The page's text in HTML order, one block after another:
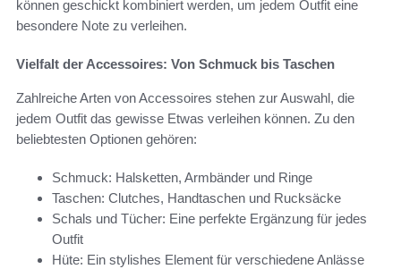
können geschickt kombiniert werden, um jedem Outfit eine
besondere Note zu verleihen.
Vielfalt der Accessoires: Von Schmuck bis Taschen
Zahlreiche Arten von Accessoires stehen zur Auswahl, die
jedem Outfit das gewisse Etwas verleihen können. Zu den
beliebtesten Optionen gehören:
Schmuck: Halsketten, Armbänder und Ringe
Taschen: Clutches, Handtaschen und Rucksäcke
Schals und Tücher: Eine perfekte Ergänzung für jedes
Outfit
Hüte: Ein stylishes Element für verschiedene Anlässe